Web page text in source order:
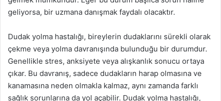
geliyorsa, bir uzmana danışmak faydalı olacaktır.
Dudak yolma hastalığı, bireylerin dudaklarını sürekli olarak
çekme veya yolma davranışında bulunduğu bir durumdur.
Genellikle stres, anksiyete veya alışkanlık sonucu ortaya
çıkar. Bu davranış, sadece dudakların harap olmasına ve
kanamasına neden olmakla kalmaz, aynı zamanda farklı
sağlık sorunlarına da yol açabilir. Dudak yolma hastalığı,